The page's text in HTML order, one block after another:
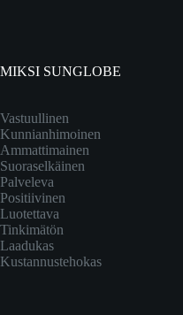
MIKSI SUNGLOBE
Vastuullinen
Kunnianhimoinen
Ammattimainen
Suoraselkäinen
Palveleva
Positiivinen
Luotettava
Tinkimätön
Laadukas
Kustannustehokas